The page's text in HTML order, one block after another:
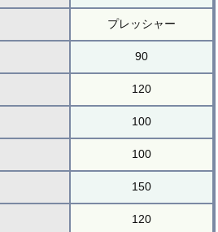
プレッシャー
90
120
100
100
150
120